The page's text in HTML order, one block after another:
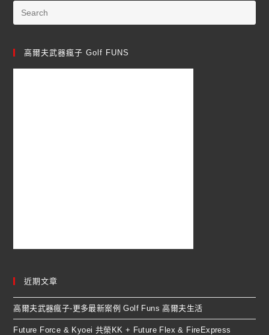
高爾夫武器瘋子 Golf FUNS
近期文章
高爾夫武器瘋子-更多最新案例 Golf Funs 高爾夫生活
Future Force & Kyoei 共榮KK + Future Flex & FireExpress